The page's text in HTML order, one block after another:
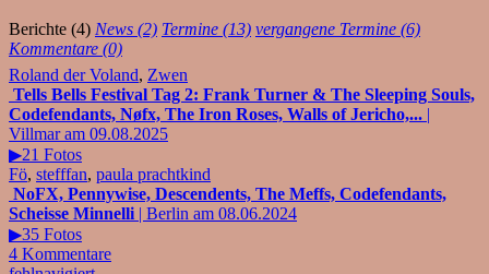
Berichte (4) News (2) Termine (13) vergangene Termine (6)
Kommentare (0)
Roland der Voland, Zwen
Tells Bells Festival Tag 2: Frank Turner & The Sleeping Souls,
Codefendants, Nøfx, The Iron Roses, Walls of Jericho,... |
Villmar am 09.08.2025
▶21 Fotos
Fö, stefffan, paula prachtkind
NoFX, Pennywise, Descendents, The Meffs, Codefendants,
Scheisse Minnelli | Berlin am 08.06.2024
▶35 Fotos
4 Kommentare